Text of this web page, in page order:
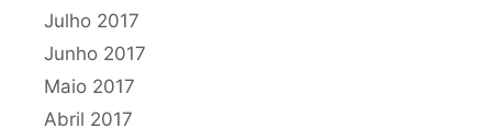
Julho 2017
Junho 2017
Maio 2017
Abril 2017